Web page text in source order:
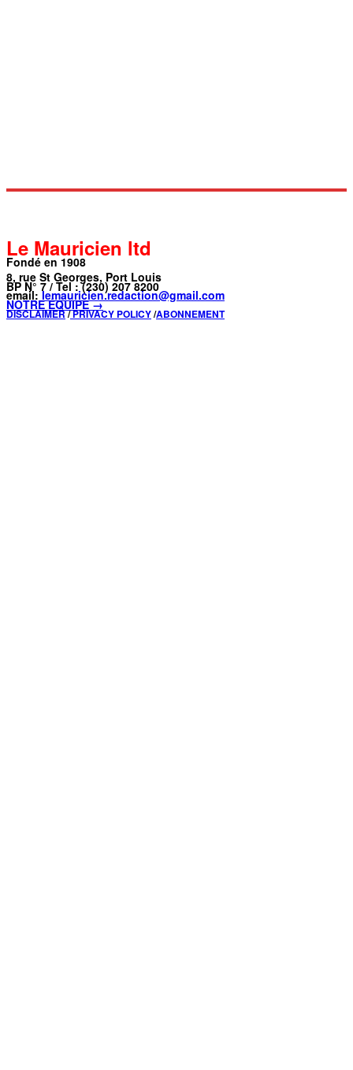
Le Mauricien ltd
Fondé en 1908
8, rue St Georges, Port Louis
BP N° 7 / Tel : (230) 207 8200
email: lemauricien.redaction@gmail.com
NOTRE ÉQUIPE →
DISCLAIMER/PRIVACY POLICY/ABONNEMENT